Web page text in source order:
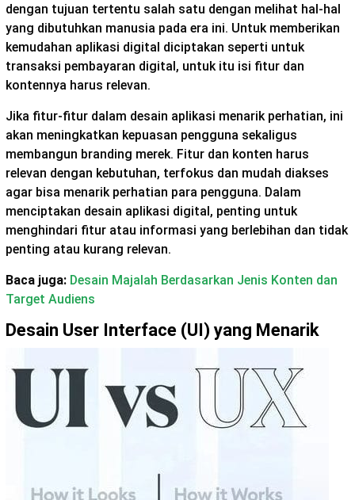
dengan tujuan tertentu salah satu dengan melihat hal-hal
yang dibutuhkan manusia pada era ini. Untuk memberikan
kemudahan aplikasi digital diciptakan seperti untuk
transaksi pembayaran digital, untuk itu isi fitur dan
kontennya harus relevan.
Jika fitur-fitur dalam desain aplikasi menarik perhatian, ini
akan meningkatkan kepuasan pengguna sekaligus
membangun branding merek. Fitur dan konten harus
relevan dengan kebutuhan, terfokus dan mudah diakses
agar bisa menarik perhatian para pengguna. Dalam
menciptakan desain aplikasi digital, penting untuk
menghindari fitur atau informasi yang berlebihan dan tidak
penting atau kurang relevan.
Baca juga: Desain Majalah Berdasarkan Jenis Konten dan
Target Audiens
Desain User Interface (UI) yang Menarik